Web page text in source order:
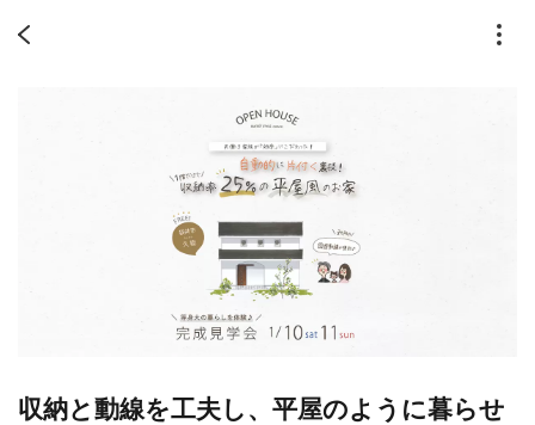
収納と動線を工夫し、平屋のように暮らせ